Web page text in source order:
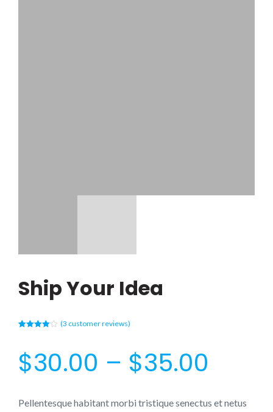
Ship Your Idea
customer
ratings
(3 customer reviews)
$30.00 – $35.00
Pellentesque habitant morbi tristique senectus et netus